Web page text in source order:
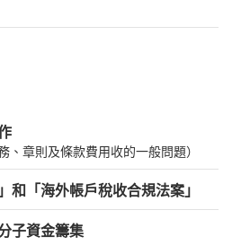
、章則及條款費用收的一般問題）
和「海外帳戶稅收合規法案」
子資金籌集